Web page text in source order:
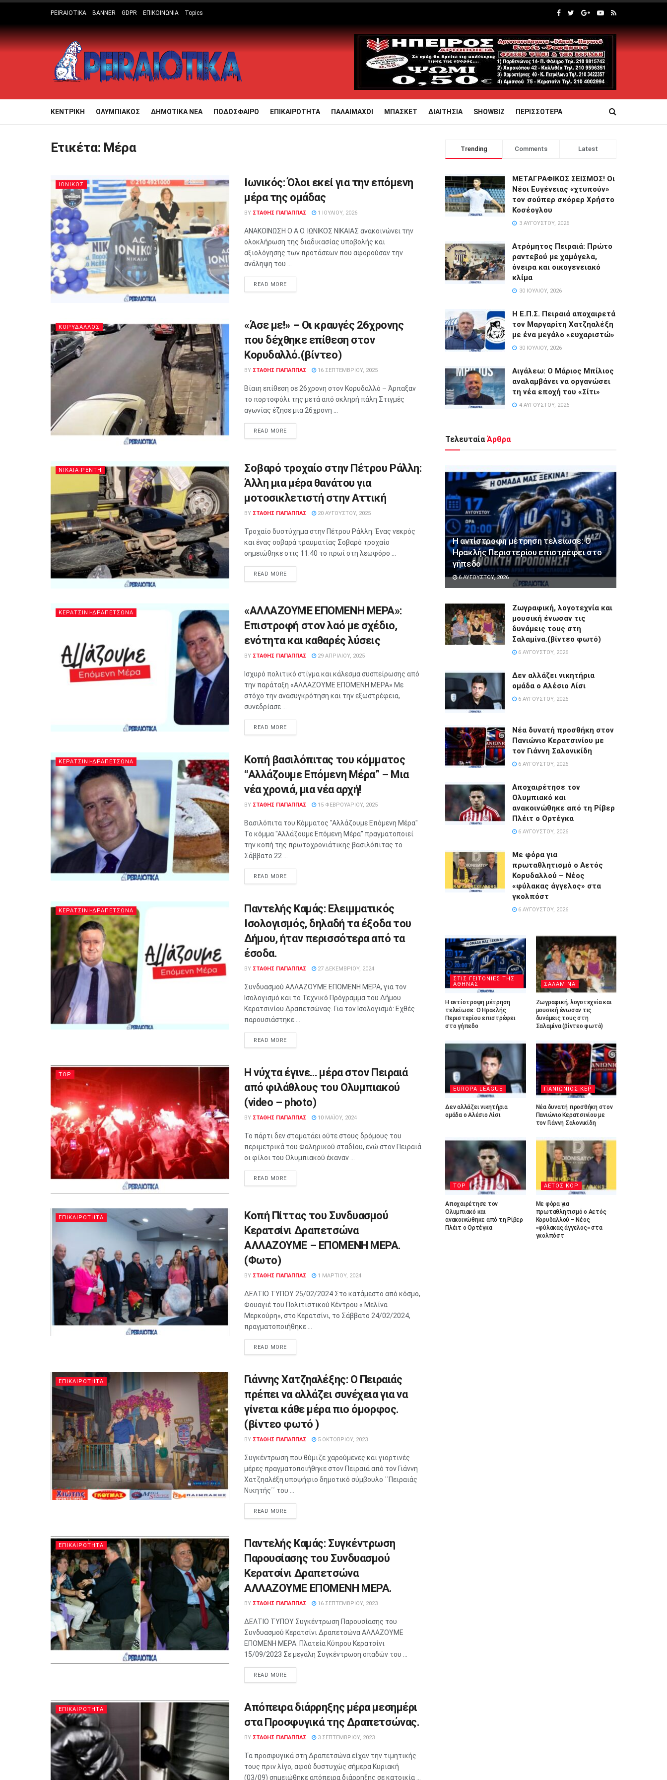
PEIRAIOTIKA BANNER GDPR ΕΠΙΚΟΙΝΩΝΙΑ Topics
ΚΕΝΤΡΙΚΗ ΟΛΥΜΠΙΑΚΟΣ ΔΗΜΟΤΙΚΑ ΝΕΑ ΠΟΔΟΣΦΑΙΡΟ ΕΠΙΚΑΙΡΟΤΗΤΑ ΠΑΛΑΙΜΑΧΟΙ ΜΠΑΣΚΕΤ ΔΙΑΙΤΗΣΙΑ SHOWBIZ ΠΕΡΙΣΣΟΤΕΡΑ
Ετικέτα: Μέρα
ΙΩΝΙΚΟΣ
Ιωνικός: Όλοι εκεί για την επόμενη
μέρα της ομάδας
BY ΣΤΑΘΗΣ ΓΊΑΠΑΠΠΑΣ 1 ΙΟΥΛΊΟΥ, 2026
ΑΝΑΚΟΙΝΩΣΗ Ο Α.Ο. ΙΩΝΙΚΟΣ ΝΙΚΑΙΑΣ ανακοινώνει την
ολοκλήρωση της διαδικασίας υποβολής και
αξιολόγησης των προτάσεων που αφορούσαν την
ανάληψη του ...
READ MORE
ΚΟΡΥΔΑΛΛΟΣ
«Άσε με!» – Οι κραυγές 26χρονης
που δέχθηκε επίθεση στον
Κορυδαλλό.(βίντεο)
BY ΣΤΑΘΗΣ ΓΊΑΠΑΠΠΑΣ 16 ΣΕΠΤΕΜΒΡΊΟΥ, 2025
Βίαιη επίθεση σε 26χρονη στον Κορυδαλλό – Άρπαξαν
το πορτοφόλι της μετά από σκληρή πάλη Στιγμές
αγωνίας έζησε μια 26χρονη ...
READ MORE
ΝΙΚΑΙΑ-ΡΕΝΤΗ
Σοβαρό τροχαίο στην Πέτρου Ράλλη:
Άλλη μια μέρα θανάτου για
μοτοσικλετιστή στην Αττική
BY ΣΤΑΘΗΣ ΓΊΑΠΑΠΠΑΣ 20 ΑΥΓΟΎΣΤΟΥ, 2025
Τροχαίο δυστύχημα στην Πέτρου Ράλλη: Ένας νεκρός
και ένας σοβαρά τραυματίας Σοβαρό τροχαίο
σημειώθηκε στις 11:40 το πρωί στη λεωφόρο ...
READ MORE
ΚΕΡΑΤΣΙΝΙ-ΔΡΑΠΕΤΣΩΝΑ
«ΑΛΛΑΖΟΥΜΕ ΕΠΟΜΕΝΗ ΜΕΡΑ»:
Επιστροφή στον λαό με σχέδιο,
ενότητα και καθαρές λύσεις
BY ΣΤΑΘΗΣ ΓΊΑΠΑΠΠΑΣ 29 ΑΠΡΙΛΊΟΥ, 2025
Ισχυρό πολιτικό στίγμα και κάλεσμα συσπείρωσης από
την παράταξη «ΑΛΛΑΖΟΥΜΕ ΕΠΟΜΕΝΗ ΜΕΡΑ» Με
στόχο την ανασυγκρότηση και την εξωστρέφεια,
συνεδρίασε ...
READ MORE
ΚΕΡΑΤΣΙΝΙ-ΔΡΑΠΕΤΣΩΝΑ
Κοπή βασιλόπιτας του κόμματος
“Αλλάζουμε Επόμενη Μέρα” – Μια
νέα χρονιά, μια νέα αρχή!
BY ΣΤΑΘΗΣ ΓΊΑΠΑΠΠΑΣ 15 ΦΕΒΡΟΥΑΡΊΟΥ, 2025
Βασιλόπιτα του Κόμματος "Αλλάζουμε Επόμενη Μέρα"
Το κόμμα "Αλλάζουμε Επόμενη Μέρα" πραγματοποιεί
την κοπή της πρωτοχρονιάτικης βασιλόπιτας το
Σάββατο 22 ...
READ MORE
ΚΕΡΑΤΣΙΝΙ-ΔΡΑΠΕΤΣΩΝΑ
Παντελής Καμάς: Eλειμματικός
Ισολογισμός, δηλαδή τα έξοδα του
Δήμου, ήταν περισσότερα από τα
έσοδα.
BY ΣΤΑΘΗΣ ΓΊΑΠΑΠΠΑΣ 27 ΔΕΚΕΜΒΡΊΟΥ, 2024
Συνδυασμού ΑΛΛΑΖΟΥΜΕ ΕΠΟΜΕΝΗ ΜΕΡΑ, για τον
Ισολογισμό και το Τεχνικό Πρόγραμμα του Δήμου
Κερατσινίου Δραπετσώνας. Για τον Ισολογισμό: Εχθές
παρουσιάστηκε ...
READ MORE
TOP
Η νύχτα έγινε… μέρα στον Πειραιά
από φιλάθλους του Ολυμπιακού
(video – photo)
BY ΣΤΑΘΗΣ ΓΊΑΠΑΠΠΑΣ 10 ΜΑΪ́ΟΥ, 2024
Το πάρτι δεν σταματάει ούτε στους δρόμους του
περιμετρικά του Φαληρικού σταδίου, ενώ στον Πειραιά
οι φίλοι του Ολυμπιακού έκαναν ...
READ MORE
ΕΠΙΚΑΙΡΟΤΗΤΑ
Κοπή Πίττας του Συνδυασμού
Κερατσίνι Δραπετσώνα
ΑΛΛΑΖΟΥΜΕ – ΕΠΟΜΕΝΗ ΜΕΡΑ.
(Φωτο)
BY ΣΤΑΘΗΣ ΓΊΑΠΑΠΠΑΣ 1 ΜΑΡΤΊΟΥ, 2024
ΔΕΛΤΙΟ ΤΥΠΟΥ 25/02/2024 Στο κατάμεστο από κόσμο,
Φουαγιέ του Πολιτιστικού Κέντρου « Μελίνα
Μερκούρη», στο Κερατσίνι, το Σάββατο 24/02/2024,
πραγματοποιήθηκε ...
READ MORE
ΕΠΙΚΑΙΡΟΤΗΤΑ
Γιάννης Χατζηαλέξης: O Πειραιάς
πρέπει να αλλάζει συνέχεια για να
γίνεται κάθε μέρα πιο όμορφος.
(βίντεο φωτό )
BY ΣΤΑΘΗΣ ΓΊΑΠΑΠΠΑΣ 5 ΟΚΤΩΒΡΊΟΥ, 2023
Συγκέντρωση που θύμιζε χαρούμενες και γιορτινές
μέρες πραγματοποιήθηκε στον Πειραιά από τον Γιάννη
Χατζηαλέξη υποψήφιο δημοτικό σύμβουλο ΄΄Πειραιάς
Νικητής΄΄ του ...
READ MORE
ΕΠΙΚΑΙΡΟΤΗΤΑ
Παντελής Καμάς: Συγκέντρωση
Παρουσίασης του Συνδυασμού
Κερατσίνι Δραπετσώνα
ΑΛΛΑΖΟΥΜΕ ΕΠΟΜΕΝΗ ΜΕΡΑ.
BY ΣΤΑΘΗΣ ΓΊΑΠΑΠΠΑΣ 16 ΣΕΠΤΕΜΒΡΊΟΥ, 2023
ΔΕΛΤΙΟ ΤΥΠΟΥ Συγκέντρωση Παρουσίασης του
Συνδυασμού Κερατσίνι Δραπετσώνα ΑΛΛΑΖΟΥΜΕ
ΕΠΟΜΕΝΗ ΜΕΡΑ. Πλατεία Κύπρου Κερατσίνι
15/09/2023 Σε μεγάλη Συγκέντρωση οπαδών του ...
READ MORE
ΕΠΙΚΑΙΡΟΤΗΤΑ
Απόπειρα διάρρηξης μέρα μεσημέρι
στα Προσφυγικά της Δραπετσώνας.
BY ΣΤΑΘΗΣ ΓΊΑΠΑΠΠΑΣ 3 ΣΕΠΤΕΜΒΡΊΟΥ, 2023
Τα προσφυγικά στη Δραπετσώνα είχαν την τιμητικής
τους πριν λίγο, αφού δυστυχώς σήμερα Κυριακή
(03/09) σημειώθηκε απόπειρα διάρρηξης σε κατοικία ...
Trending Comments Latest
ΜΕΤΑΓΡΑΦΙΚΟΣ ΣΕΙΣΜΟΣ! Οι
Νέοι Ευγένειας «χτυπούν»
τον σούπερ σκόρερ Χρήστο
Κοσέογλου
3 ΑΥΓΟΎΣΤΟΥ, 2026
Ατρόμητος Πειραιά: Πρώτο
ραντεβού με χαμόγελα,
όνειρα και οικογενειακό
κλίμα
30 ΙΟΥΛΊΟΥ, 2026
Η Ε.Π.Σ. Πειραιά αποχαιρετά
τον Μαργαρίτη Χατζηαλέξη
με ένα μεγάλο «ευχαριστώ»
30 ΙΟΥΛΊΟΥ, 2026
Αιγάλεω: Ο Μάριος Μπίλιος
αναλαμβάνει να οργανώσει
τη νέα εποχή του «Σίτι»
4 ΑΥΓΟΎΣΤΟΥ, 2026
Τελευταία Άρθρα
Η αντίστροφη μέτρηση τελείωσε: Ο
Ηρακλής Περιστερίου επιστρέφει στο
γήπεδο
6 ΑΥΓΟΎΣΤΟΥ, 2026
Ζωγραφική, λογοτεχνία και
μουσική ένωσαν τις
δυνάμεις τους στη
Σαλαμίνα.(βίντεο φωτό)
6 ΑΥΓΟΎΣΤΟΥ, 2026
Δεν αλλάζει νικητήρια
ομάδα ο Αλέσιο Λίσι
6 ΑΥΓΟΎΣΤΟΥ, 2026
Νέα δυνατή προσθήκη στον
Πανιώνιο Κερατσινίου με
τον Γιάννη Σαλονικίδη
6 ΑΥΓΟΎΣΤΟΥ, 2026
Αποχαιρέτησε τον
Ολυμπιακό και
ανακοινώθηκε από τη Ρίβερ
Πλέιτ ο Ορτέγκα
6 ΑΥΓΟΎΣΤΟΥ, 2026
Με φόρα για
πρωταθλητισμό ο Αετός
Κορυδαλλού – Νέος
«φύλακας άγγελος» στα
γκολπόστ
6 ΑΥΓΟΎΣΤΟΥ, 2026
ΣΤΙΣ ΓΕΙΤΟΝΙΕΣ ΤΗΣ
ΑΘΗΝΑΣ
Η αντίστροφη μέτρηση
τελείωσε: Ο Ηρακλής
Περιστερίου επιστρέφει
στο γήπεδο
ΣΑΛΑΜΙΝΑ
Ζωγραφική, λογοτεχνία και
μουσική ένωσαν τις
δυνάμεις τους στη
Σαλαμίνα.(βίντεο φωτό)
EUROPA LEAGUE
Δεν αλλάζει νικητήρια
ομάδα ο Αλέσιο Λίσι
ΠΑΝΙΩΝΙΟΣ ΚΕΡ
Νέα δυνατή προσθήκη στον
Πανιώνιο Κερατσινίου με
τον Γιάννη Σαλονικίδη
TOP
Αποχαιρέτησε τον
Ολυμπιακό και
ανακοινώθηκε από τη Ρίβερ
Πλέιτ ο Ορτέγκα
ΑΕΤΟΣ ΚΟΡ
Με φόρα για
πρωταθλητισμό ο Αετός
Κορυδαλλού – Νέος
«φύλακας άγγελος» στα
γκολπόστ